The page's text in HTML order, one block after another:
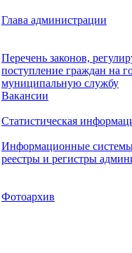
Глава администрации
Перечень законов,
поступление граждан на
муниципальную службу
Вакансии
Статистическая
Информационные
реестры и регистры
Фотоархив